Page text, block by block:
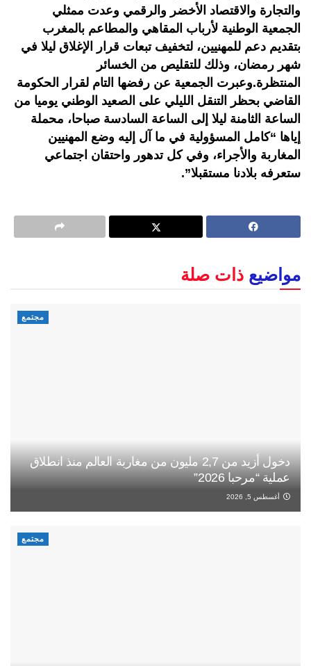
والتجارة والاقتصاد الأخضر والرقمي وعدت ممثلي
الجمعية الوطنية لأرباب المقاهي والمطاعم بالمغرب
بتقديم دعم للمهنيين، لتخفيف تبعات قرار الإغلاق ليلا في
شهر رمضان، وذلك للتقليص من الخسائر
المنتظرة.وعبرت الجمعية عن رفضها التام لقرار الحكومة
القاضي بحظر التنقل الليلي على الصعيد الوطني يوميا من
الساعة الثامنة ليلا إلى الساعة السادسة صباحا، محملة
إياها “كامل المسؤولية في ما آل إليه وضع المهنيين
المغاربة والأجراء، وفي كل تدهور واحتقان اجتماعي
ستعرفه بلادنا مستقبلا”.
مواضيع ذات صلة
مجتمع
دخول أزيد من 2,7 مليون من مغاربة العالم منذ انطلاق
عملية “مرحبا 2026”
أغسطس 5, 2026
مجتمع